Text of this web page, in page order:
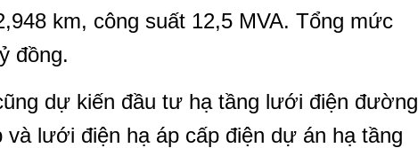
km, công suất 12,5 MVA. Tổng mức
đồng.
dự kiến đầu tư hạ tầng lưới điện đường
và lưới điện hạ áp cấp điện dự án hạ tầng